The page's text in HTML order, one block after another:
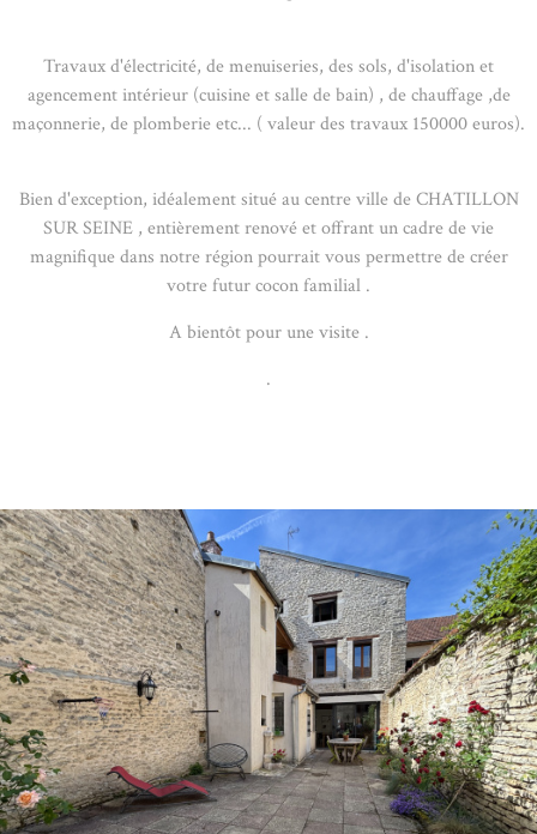
Travaux d'électricité, de menuiseries, des sols, d'isolation et
agencement intérieur (cuisine et salle de bain) , de chauffage ,de
maçonnerie, de plomberie etc... ( valeur des travaux 150000 euros).
Bien d'exception, idéalement situé au centre ville de CHATILLON
SUR SEINE , entièrement renové et offrant un cadre de vie
magnifique dans notre région pourrait vous permettre de créer
votre futur cocon familial .
A bientôt pour une visite .
.